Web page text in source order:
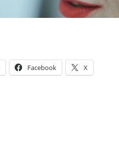
Facebook X